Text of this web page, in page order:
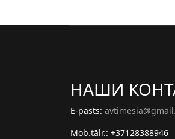
НАШИ
E-pasts:
Mob.tālr.: +37128388946